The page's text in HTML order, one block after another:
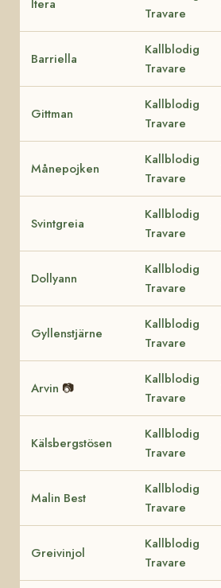
Itera
Travare
Barriella
Kallblodig
Travare
Gittman
Kallblodig
Travare
Månepojken
Kallblodig
Travare
Svintgreia
Kallblodig
Travare
Dollyann
Kallblodig
Travare
Gyllenstjärne
Kallblodig
Travare
Arvin 📷
Kallblodig
Travare
Kälsbergstösen
Kallblodig
Travare
Malin Best
Kallblodig
Travare
Greivinjol
Kallblodig
Travare